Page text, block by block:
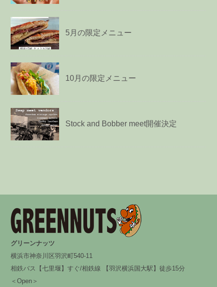
5月の限定メニュー
10月の限定メニュー
Stock and Bobber meet開催決定
グリーンナッツ
横浜市神奈川区羽沢町540-11
相鉄バス【七里堰】すぐ/相鉄線 【羽沢横浜国大駅】徒歩15分
＜Open＞